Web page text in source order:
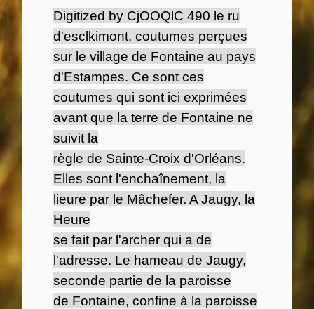
Digitized by CjOOQlC 490 le ru
d'esclkimont, coutumes perçues
sur le village de Fontaine au pays
d'Estampes. Ce sont ces
coutumes qui sont ici exprimées
avant que la terre de Fontaine ne
suivit la
règle de Sainte-Croix d'Orléans.
Elles sont l'enchaînement, la
lieure par le Mâchefer. A Jaugy, la
Heure
se fait par l'archer qui a de
l'adresse. Le hameau de Jaugy,
seconde partie de la paroisse
de Fontaine, confine à la paroisse